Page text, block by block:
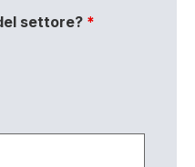
settore? *